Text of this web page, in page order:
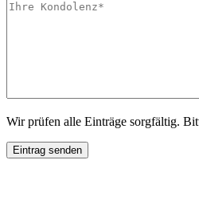
Wir prüfen alle Einträge sorgfältig.